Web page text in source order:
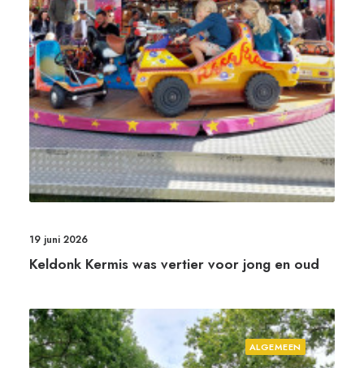
19 juni 2026
Keldonk Kermis was vertier voor jong en oud
ALGEMEEN